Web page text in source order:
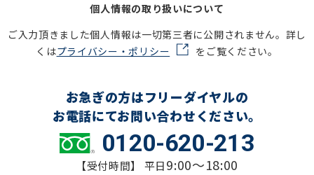
個人情報の取り扱いについて
ご入力頂きました個人情報は一切第三者に公開されません。詳し
くはプライバシー・ポリシー をご覧ください。
お急ぎの方はフリーダイヤルの
お電話にてお問い合わせください。
0120-620-213
【受付時間】 平日9:00～18:00